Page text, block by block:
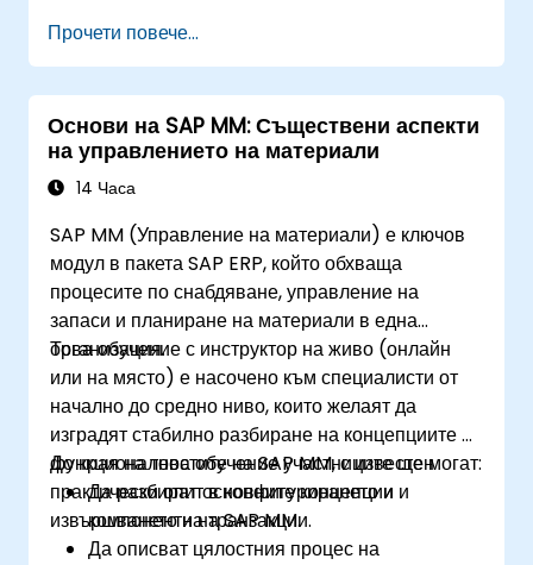
Прочети повече...
Основи на SAP MM: Съществени аспекти
на управлението на материали
14 Часа
SAP MM (Управление на материали) е ключов
модул в пакета SAP ERP, който обхваща
процесите по снабдяване, управление на
запаси и планиране на материали в една
организация.
Това обучение с инструктор на живо (онлайн
или на място) е насочено към специалисти от
начално до средно ниво, които желаят да
изградят стабилно разбиране на концепциите и
функционалностите на SAP MM, с известен
практически опит в конфигурирането и
извършването на транзакции.
До края на това обучение участниците ще могат:
Да разбират основните концепции и
компоненти на SAP MM.
Да описват цялостния процес на